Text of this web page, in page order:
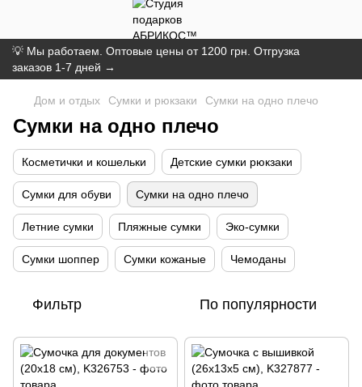
💡 Мы работаем. Оптовые цены от 1200 грн. Отгрузка
заказов 1-7 дней →
Дом и отдых Сумки и рюкзаки Сумки на одно плечо
Сумки на одно плечо
Косметички и кошельки Детские сумки рюкзаки
Сумки для обуви Сумки на одно плечо
Летние сумки Пляжные сумки Эко-сумки
Сумки шоппер Сумки кожаные Чемоданы
Фильтр По популярности